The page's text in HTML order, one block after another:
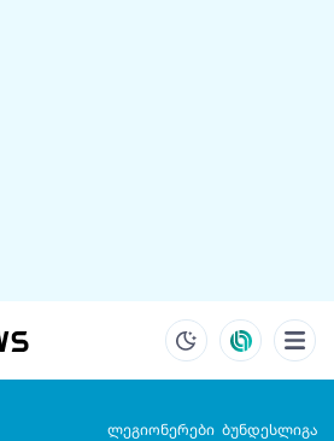
ლეგიონერები ბუნდესლიგა